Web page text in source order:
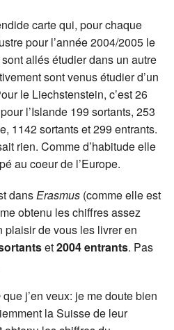
carte qui, pour chaque
pour l’année 2004/2005 le
allés étudier dans un autre
sont venus étudier d’un
le Liechstenstein, c’est 26
l’Islande 199 sortants, 253
1142 sortants et 299 entrants.
rien. Comme d’habitude elle
au coeur de l’Europe.
dansErasmus (comme elle est
obtenu les chiffres assez
plaisir de vous les livrer en
et2004 entrants. Pas
que j’en veux: je me doute bien
la Suisse de leur